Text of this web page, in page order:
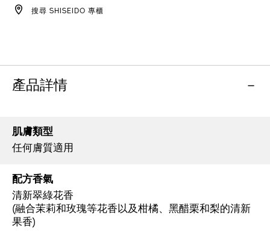
OPTIONS
搜尋 SHISEIDO 專櫃
產品詳情
肌膚類型
任何膚質適用
配方香氣
清新翠綠花香
(融合茉莉和玫瑰等花香以及柑橘、黑醋栗和梨的清新
果香)